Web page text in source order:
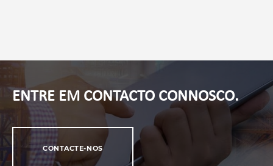
ENTRE EM CONTACTO CONNOSCO.
CONTACTE-NOS